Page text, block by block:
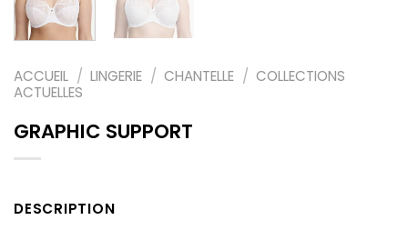
ACCUEIL / LINGERIE / CHANTELLE / COLLECTIONS
ACTUELLES
GRAPHIC SUPPORT
DESCRIPTION